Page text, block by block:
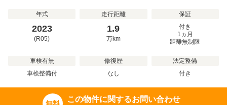
年式
2023
(R05)
走行距離
1.9
万km
保証
付き
1ヵ月
距離無制限
車検有無
車検整備付
修復歴
なし
法定整備
付き
この物件に関するお問い合わせ